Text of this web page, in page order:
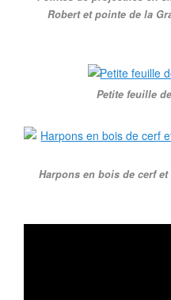
Robert et pointe de la
Petite feuille
Harpons en bois de cerf